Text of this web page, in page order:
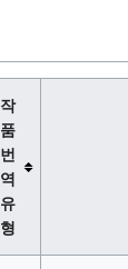
작
품
번
역
유
형